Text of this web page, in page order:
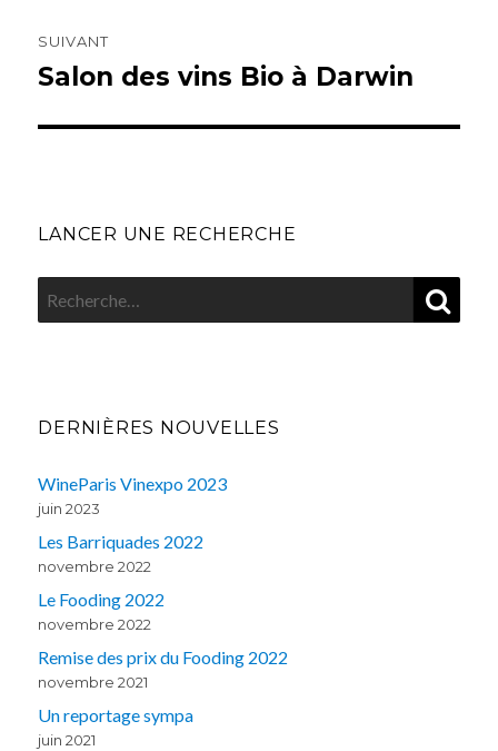
SUIVANT
Article
Salon des vins Bio à Darwin
LANCER UNE RECHERCHE
pour
DERNIÈRES NOUVELLES
WineParis Vinexpo 2023
juin 2023
Les Barriquades 2022
novembre 2022
Le Fooding 2022
novembre 2022
Remise des prix du Fooding 2022
novembre 2021
Un reportage sympa
juin 2021